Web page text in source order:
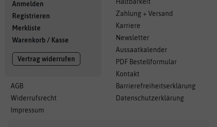
Anmelden
Registrieren
Merkliste
Warenkorb / Kasse
Vertrag widerrufen
AGB
Widerrufsrecht
Impressum
Zahlung + Versand
Karriere
Newsletter
Aussaatkalender
PDF Bestellformular
Kontakt
Barrierefreiheitserklärung
Datenschutzerklärung